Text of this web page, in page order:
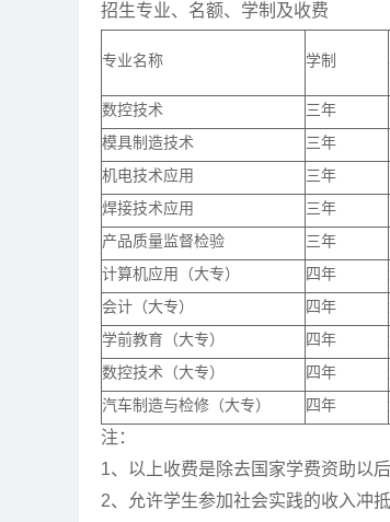
招生专业、名额、学制及收费
专业名称 学制
数控技术
三年
模具制造技术
三年
机电技术应用
三年
焊接技术应用
三年
产品质量监督检验
三年
计算机应用（大专）
四年
会计（大专）
四年
学前教育（大专）
四年
数控技术（大专）
四年
汽车制造与检修（大专）
四年
注：
1、以上收费是除去国家学费资助以后
2、允许学生参加社会实践的收入冲